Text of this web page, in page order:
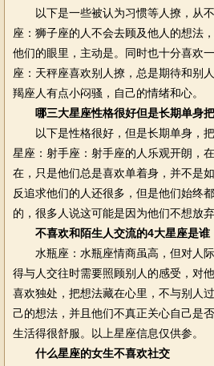
以下是一些被认为习惯等人撩，从不
座：狮子座的人不会去顾及他人的想法
他们的眼里，主动是。同时也十分喜欢
座：天秤座喜欢别人撩，总是期待和别
羯座人有点小闷骚，自己的情绪和心。
哪三大星座性格很好但是长期单身
以下是性格很好，但是长期单身，把
星座：射手座：射手座的人乐观开朗，
在，只是他们总是喜欢单着身，并不是
反追求他们的人还很多，但是他们始终
的，很多人说这可能是因为他们不想放弃
不喜欢和陌生人交流的4大星座是谁
水瓶座：水瓶座情商虽高，但对人际
得与人交往时需要照顾别人的感受，对
喜欢独处，把想法藏在心里，不与别人
己的想法，并且他们不真正关心自己是
生活得很舒服。以上星座信息仅供参。
什么星座的女生不喜欢社交